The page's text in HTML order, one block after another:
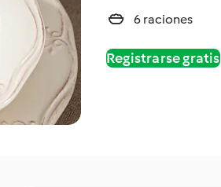
6 raciones
Registrarse gratis